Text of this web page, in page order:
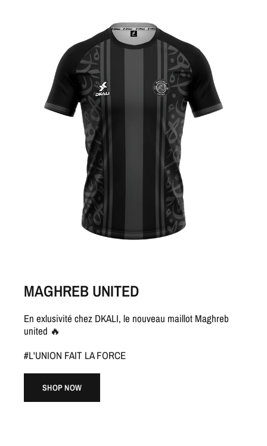
MAGHREB UNITED
En exlusivité chez DKALI, le nouveau maillot Maghreb
united 🔥
#L'UNION FAIT LA FORCE
SHOP NOW